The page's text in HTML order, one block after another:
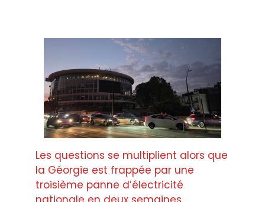
Les questions se multiplient alors que
la Géorgie est frappée par une
troisième panne d’électricité